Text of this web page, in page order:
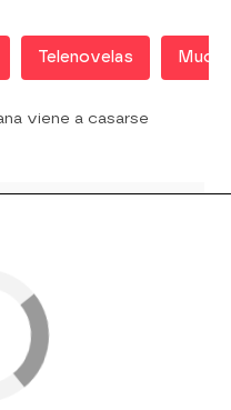
Telenovelas
viene a casarse